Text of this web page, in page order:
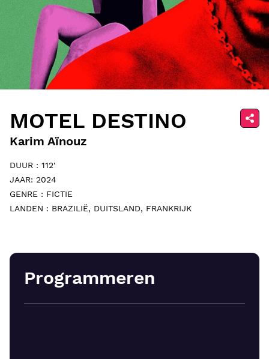
MOTEL DESTINO
Karim Aïnouz
DUUR : 112'
JAAR: 2024
GENRE : FICTIE
LANDEN : BRAZILIË, DUITSLAND, FRANKRIJK
Programmeren